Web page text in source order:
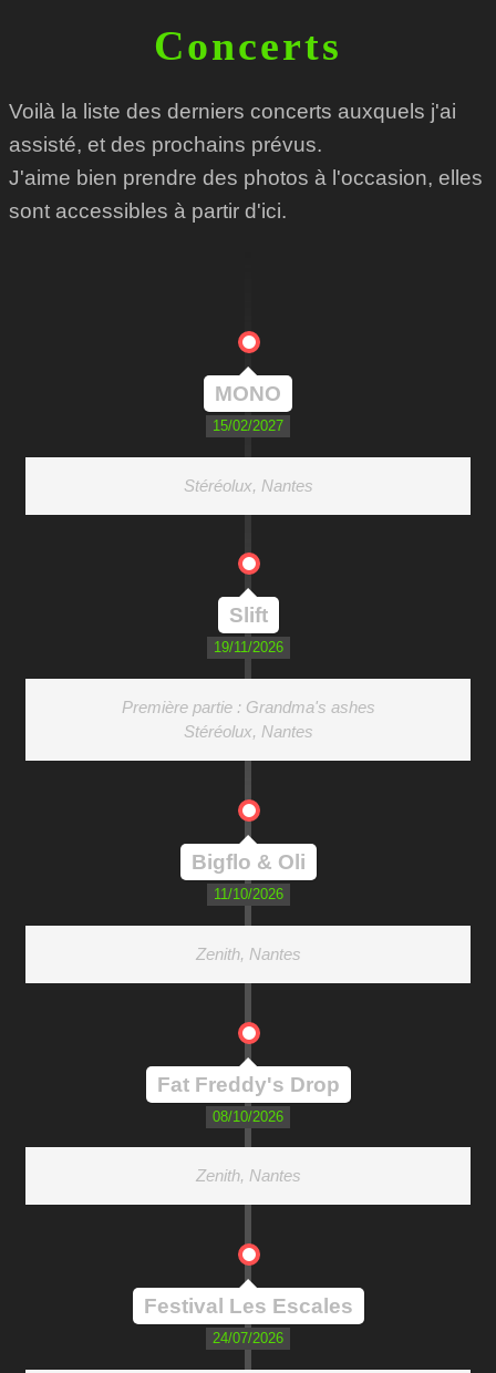
Concerts
Voilà la liste des derniers concerts auxquels j'ai
assisté, et des prochains prévus.
J'aime bien prendre des photos à l'occasion, elles
sont accessibles à partir d'ici.
MONO
15/02/2027
Stéréolux, Nantes
Slift
19/11/2026
Première partie : Grandma's ashes
Stéréolux, Nantes
Bigflo & Oli
11/10/2026
Zenith, Nantes
Fat Freddy's Drop
08/10/2026
Zenith, Nantes
Festival Les Escales
24/07/2026